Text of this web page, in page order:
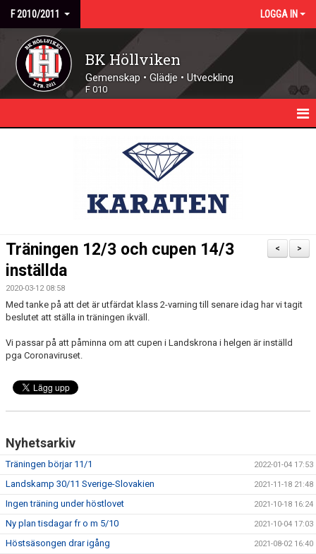
F 2010/2011 LOGGA IN
BK Höllviken
Gemenskap • Glädje • Utveckling
F 010
MATCHER
DOKUMENT
BILDGALLERI
KONTAKT
>
<
Träningen 12/3 och cupen 14/3
inställda
2020-03-12 08:58
Med tanke på att det är utfärdat klass 2-varning till senare idag har vi tagit
beslutet att ställa in träningen ikväll.
Vi passar på att påminna om att cupen i Landskrona i helgen är inställd
pga Coronaviruset.
Nyhetsarkiv
Träningen börjar 11/1 2022-01-04 17:53
Landskamp 30/11 Sverige-Slovakien 2021-11-18 21:48
Ingen träning under höstlovet 2021-10-18 16:24
Ny plan tisdagar fr o m 5/10 2021-10-04 17:03
Höstsäsongen drar igång 2021-08-02 16:40